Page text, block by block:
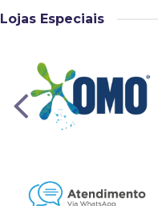
Lojas Especiais